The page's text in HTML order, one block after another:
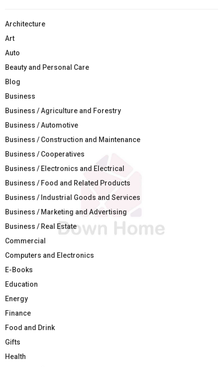
Architecture
Art
Auto
Beauty and Personal Care
Blog
Business
Business / Agriculture and Forestry
Business / Automotive
Business / Construction and Maintenance
Business / Cooperatives
Business / Electronics and Electrical
Business / Food and Related Products
Business / Industrial Goods and Services
Business / Marketing and Advertising
Business / Real Estate
Commercial
Computers and Electronics
E-Books
Education
Energy
Finance
Food and Drink
Gifts
Health